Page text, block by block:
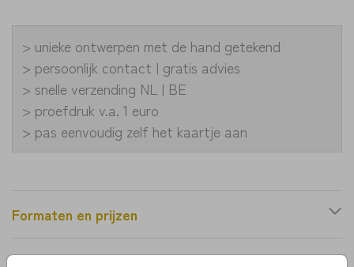
> unieke ontwerpen met de hand getekend
> persoonlijk contact | gratis advies
> snelle verzending NL | BE
> proefdruk v.a. 1 euro
> pas eenvoudig zelf het kaartje aan
Formaten en prijzen